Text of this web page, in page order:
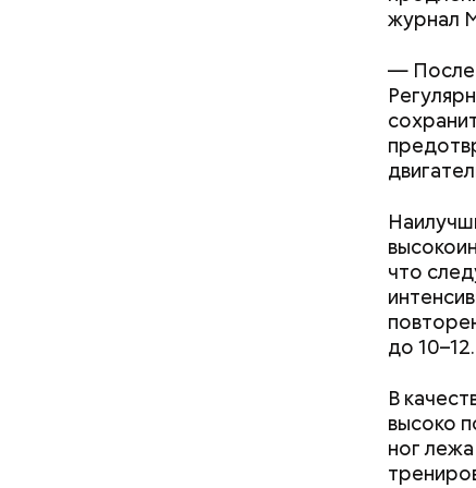
журнал
— После
что
до 10–12.
В
высоко
ног
кожи;
— В
— В
то не